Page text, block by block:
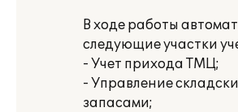
В ходе работы
следующие участки
- Учет прихода ТМЦ;
- Управление
запасами;